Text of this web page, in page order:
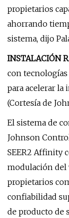
propietarios
ahorrando
sistema, dijo
INSTALACIÓN
con tecnologías
para acelerar la
(Cortesía de
El sistema de
Johnson
SEER2 Affinity
modulación del
propietarios
confiabilidad
de producto de